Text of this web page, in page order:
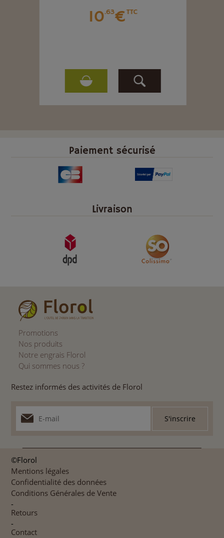
10.63€TTC
Paiement sécurisé
Livraison
Promotions
Nos produits
Notre engrais Florol
Qui sommes nous ?
Restez informés des activités de Florol
©Florol
Mentions légales
Confidentialité des données
Conditions Générales de Vente
-
Retours
-
Contact